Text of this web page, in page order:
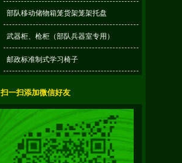
部队移动储物箱笼货架笼架托盘
武器柜、枪柜（部队兵器室专用）
邮政标准制式学习椅子
扫一扫添加微信好友